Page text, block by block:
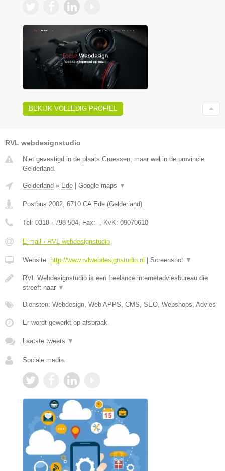
BEKIJK VOLLEDIG PROFIEL
RVL webdesignstudio
Niet gevestigd in de plaats Groessen, maar wel in de provincie
Gelderland.
Gelderland » Ede Google maps ▼
Postbus 2002 6710 CA Ede (Gelderland)
Tel: 0318 - 798 504 , Fax: - , KvK: 09070610
E-mail › RVL webdesignstudio
Website: http://www.rvlwebdesignstudio.nl Screenshot ▼
RVL Webdesignstudio is een freelance internetadviesbureau die
streeft naar ▼
Diensten: Webdesign, Web APPS, CMS, SEO, Webshops, Advies
Er wordt gewerkt op afspraak.
Laatste tweets ▼
Sociale media: